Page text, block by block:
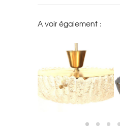
A voir également :
LUSTRE EN VERRE MOULÉ
SUÉDOIS ORREFORS –
1960